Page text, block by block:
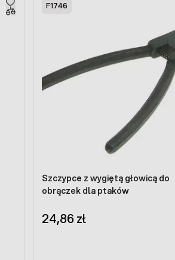
F1746
Szczypce z wygiętą głowicą do
obrączek dla ptaków
24,86 zł